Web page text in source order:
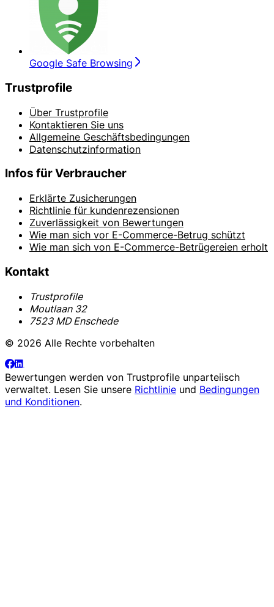
Google Safe Browsing
Trustprofile
Über Trustprofile
Kontaktieren Sie uns
Allgemeine Geschäftsbedingungen
Datenschutzinformation
Infos für Verbraucher
Erklärte Zusicherungen
Richtlinie für kundenrezensionen
Zuverlässigkeit von Bewertungen
Wie man sich vor E-Commerce-Betrug schützt
Wie man sich von E-Commerce-Betrügereien erholt
Kontakt
Trustprofile
Moutlaan 32
7523 MD Enschede
© 2026 Alle Rechte vorbehalten
Bewertungen werden von Trustprofile unparteiisch
verwaltet. Lesen Sie unsere Richtlinie und Bedingungen
und Konditionen.